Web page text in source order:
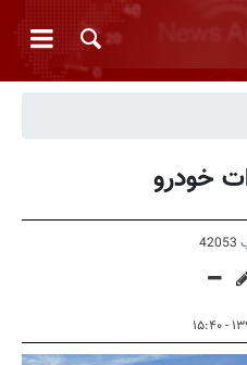
خودرو
42053